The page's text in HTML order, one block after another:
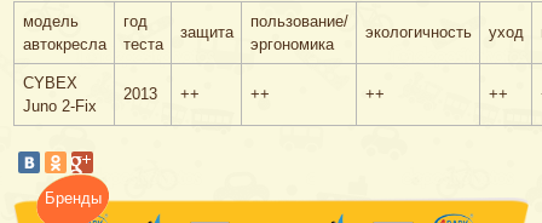
модель
автокресла
год
теста
защита
пользование/
эргономика
экологичность уход
CYBEX
Juno 2-Fix
2013 ++ ++ ++ ++
Бренды